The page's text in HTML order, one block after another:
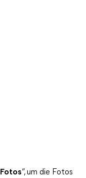
Fotos“, um die Fotos